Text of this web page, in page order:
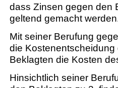
dass Zinsen gegen den
geltend gemacht
Mit seiner Berufung
die
Beklagten die Kosten
Hinsichtlich seiner